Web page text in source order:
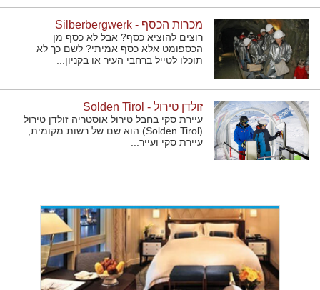
מכרות הכסף - Silberbergwerk
רוצים להוציא כסף? אבל לא כסף מן
הכספומט אלא כסף אמיתי? לשם כך לא
תוכלו לטייל ברחבי העיר או בקניון...
זולדן טירול - Solden Tirol
עיירת סקי בחבל טירול אוסטריה זולדן טירול
(Solden Tirol) הוא שם של רשות מקומית,
עיירת סקי ועייר...